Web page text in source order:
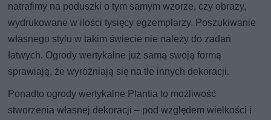
natrafimy na poduszki o tym samym wzorze, czy obrazy,
wydrukowane w ilości tysięcy egzemplarzy. Poszukiwanie
własnego stylu w takim świecie nie należy do zadań
łatwych. Ogrody wertykalne już samą swoją formą
sprawiają, że wyróżniają się na tle innych dekoracji.
Ponadto ogrody wertykalne Plantia to możliwość
stworzenia własnej dekoracji – pod względem wielkości i